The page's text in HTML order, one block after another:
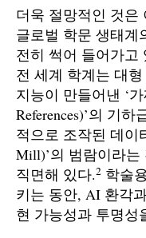
더욱 절망적인 것은
글로벌 학문 생태계
전히 썩어 들어가고
전 세계 학계는 대
지능이 만들어낸 ‘
References)’의 기
적으로 조작된 데이
Mill)’의 범람이라는
직면해 있다.2 학술
키는 동안, AI 환각
현 가능성과 투명성